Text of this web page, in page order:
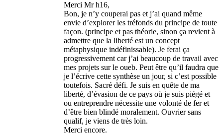
Merci Mr h16,
Bon, je n’y couperai pas et j’ai quand même
envie d’explorer les tréfonds du principe de toute
façon. (principe et pas théorie, sinon ça revient à
admettre que la liberté est un concept
métaphysique indéfinissable). Je ferai ça
progressivement car j’ai beaucoup de travail avec
mes projets sur le oueb. Peut être qu’il faudra que
je l’écrive cette synthèse un jour, si c’est possible
toutefois. Sacré défi. Je suis en quête de ma
liberté, d’évasion de ce pays où je suis piégé et
ou entreprendre nécessite une volonté de fer et
d’être bien blindé moralement. Ouvrier sans
qualif, je viens de très loin.
Merci encore.